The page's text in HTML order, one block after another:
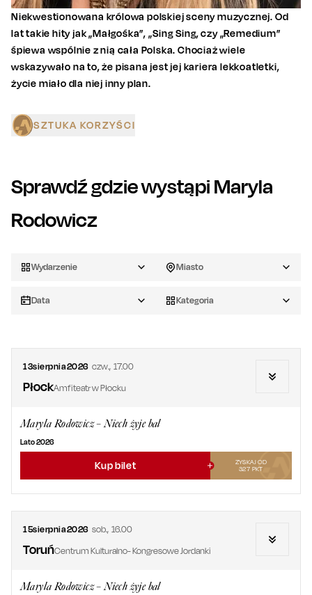
Niekwestionowana królowa polskiej sceny muzycznej. Od
lat takie hity jak „Małgośka”, „Sing Sing, czy „Remedium”
śpiewa wspólnie z nią cała Polska. Chociaż wiele
wskazywało na to, że pisana jest jej kariera lekkoatletki,
życie miało dla niej inny plan.
SZTUKA KORZYŚCI
Sprawdź gdzie wystąpi Maryla
Rodowicz
Wydarzenie Miasto
Data Kategoria
13sierpnia2026 czw., 17.00
PłockAmfiteatr w Płocku
Maryla Rodowicz – Niech żyje bal
Lato 2026
Kup bilet
ZYSKAJ OD
327 PKT
15sierpnia2026 sob., 16.00
ToruńCentrum Kulturalno- Kongresowe Jordanki
Maryla Rodowicz – Niech żyje bal